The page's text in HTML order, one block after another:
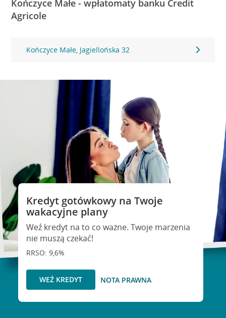
Kończyce Małe - wpłatomaty banku Credit
Agricole
Kończyce Małe, Jagiellońska 32
Kredyt gotówkowy na Twoje
wakacyjne plany
Weź kredyt na to co ważne. Twoje marzenia
nie muszą czekać!
RRSO: 9,6%
WEŹ KREDYT NOTA PRAWNA